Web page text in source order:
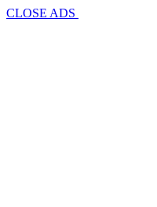
CLOSE ADS